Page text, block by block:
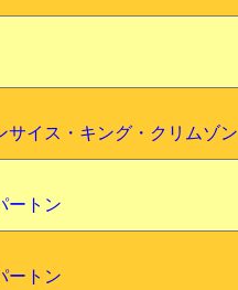
サイス・キング・クリムゾン
ートン
ートン